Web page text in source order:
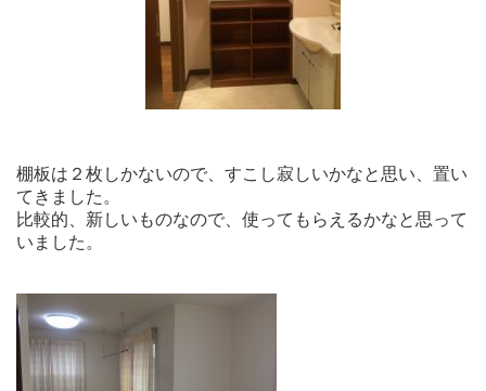
棚板は２枚しかないので、すこし寂しいかなと思い、置い
てきました。
比較的、新しいものなので、使ってもらえるかなと思って
いました。